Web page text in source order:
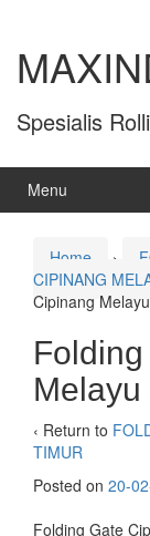
Spesialis
Menu
Home ›
CIPINANG
Cipinang
Melayu
‹ Return to
TIMUR
Posted on 20-
Folding Gate